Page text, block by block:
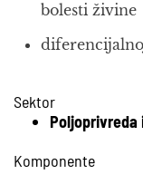
bolesti živine
Sektor
Poljoprivreda
Komponente